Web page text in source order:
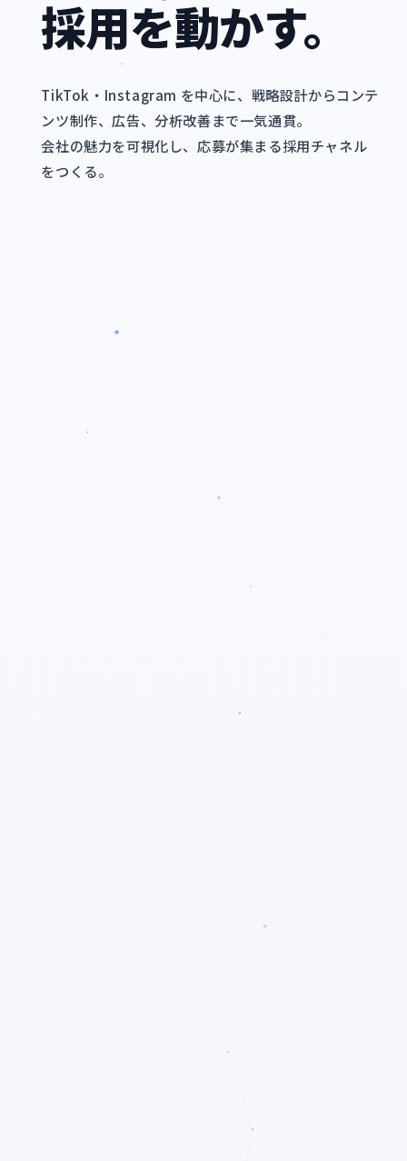
採用を動かす。
TikTok・Instagram を中心に、戦略設計からコンテ
ンツ制作、広告、分析改善まで一気通貫。
会社の魅力を可視化し、応募が集まる採用チャネル
をつくる。